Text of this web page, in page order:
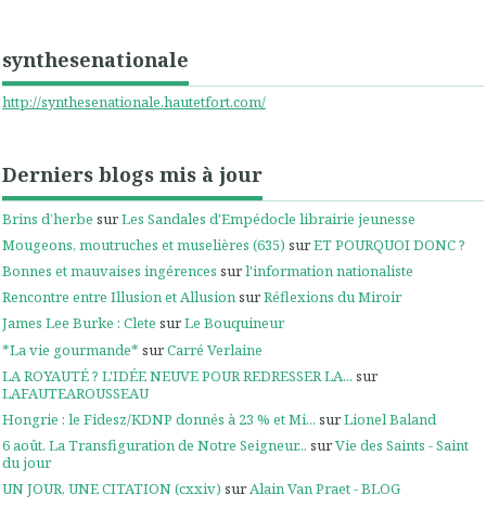
synthesenationale
http://synthesenationale.hautetfort.com/
Derniers blogs mis à jour
Brins d’herbe surLes Sandales d'Empédocle librairie jeunesse
Mougeons, moutruches et muselières (635) surET POURQUOI DONC ?
Bonnes et mauvaises ingérences surl'information nationaliste
Rencontre entre Illusion et AllusionsurRéflexions du Miroir
James Lee Burke : Clete surLe Bouquineur
*La vie gourmande* surCarré Verlaine
LA ROYAUTÉ ? L'IDÉE NEUVE POUR REDRESSER LA... sur
LAFAUTEAROUSSEAU
Hongrie : le Fidesz/KDNP donnés à 23 % et Mi... surLionel Baland
6 août. La Transfiguration de Notre Seigneur... surVie des Saints - Saint
du jour
UN JOUR, UNE CITATION (cxxiv) surAlain Van Praet - BLOG